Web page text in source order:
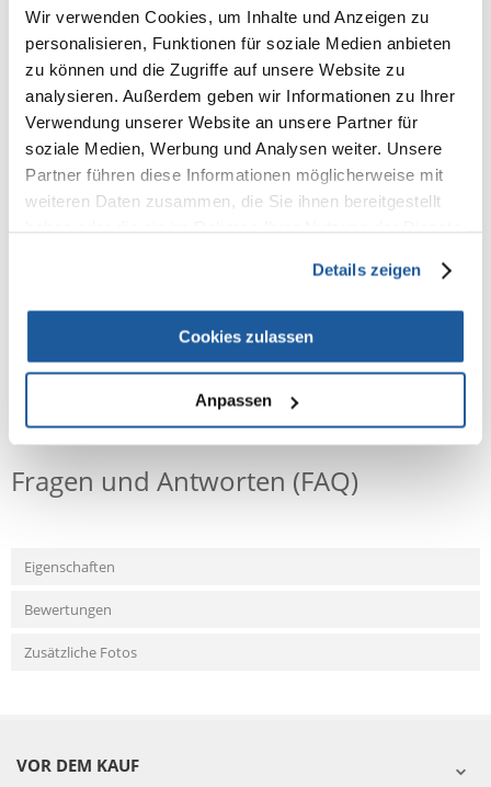
Wir verwenden Cookies, um Inhalte und Anzeigen zu
personalisieren, Funktionen für soziale Medien anbieten
zu können und die Zugriffe auf unsere Website zu
analysieren. Außerdem geben wir Informationen zu Ihrer
Verwendung unserer Website an unsere Partner für
soziale Medien, Werbung und Analysen weiter. Unsere
Partner führen diese Informationen möglicherweise mit
weiteren Daten zusammen, die Sie ihnen bereitgestellt
Details zeigen
Cookies zulassen
Anpassen
einen für Tiere neutralen pH-Wert. Fassungsvermögen 250 ml.
Anwendung: Die Pflegespülung auf das Fell des Hundes auftragen und
einmassieren, bis sie gleichmäßig im Fell verteilt ist. Etwa 5 Minuten
einwirken lassen, dann gründlich mit Wasser abspülen.
INCI-ZUSAMMENSETZUNG: Aqua, Cetearyl Alcohol, Dipalmitoylethyl
Hydroxyethylmonium Methosulfate, Ceteareth-20, Cetyl Alcohol, PPG-3
Benzyl Ether Myristate, Behenamidopropyl Dimethylamine,
Polyquaternium - 22, Propylene Glycol, Quercus Petraea Bark Extract,
Acetale, PEG-90M, Dimethylpabamidopropyl Laurdimonium Tosylate,
Fragen und Antworten (FAQ)
Eigenschaften
Bewertungen
Zusätzliche Fotos
VOR DEM KAUF